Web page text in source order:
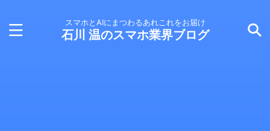
スマホとAIにまつわるあれこれをお届け
石川 温のスマホ業界ブログ